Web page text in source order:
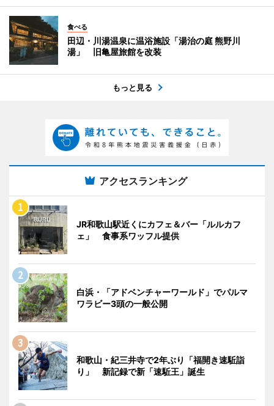
食べる
田辺・川湯温泉に温浴施設「湯治の庭 熊野川
湯」 旧亀屋旅館を改装
もっと見る
アクセスランキング
JR和歌山駅近くにカフェ＆バー「ルルカフ
ェ」 食事系ワッフル提供
白浜・「アドベンチャーワールド」でパルマ
ワラビー3頭の一般公開
和歌山・紀三井寺で2年ぶり「福開き速駈詣
り」 新記録で新「速駈王」誕生